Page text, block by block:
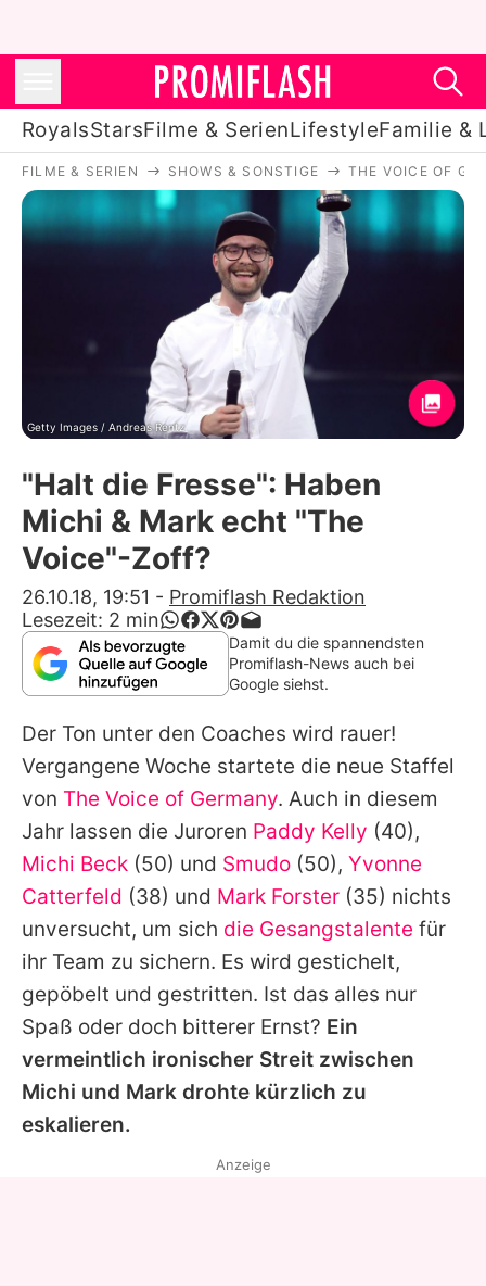
RoyalsStarsFilme & SerienLifestyleFamilie &
Royals
Stars
Filme & Serien
Lifestyle
Familie & Liebe
Promiflash Exklusiv
Alle Themen auf Promiflash
App runterladen
Team
Redaktionelle Richtlinien
Impressum
Datenschutzerklärung
Nutzungsbedingungen
Utiq verwalten
FILME & SERIEN SHOWS & SONSTIGE THE VOICE OF
Getty Images / Andreas Rentz
"Halt die Fresse": Haben
Michi & Mark echt "The
Voice"-Zoff?
26.10.18, 19:51 - Promiflash Redaktion
Lesezeit: 2 min
Damit du die spannendsten
Promiflash-News auch bei
Google siehst.
Der Ton unter den Coaches wird rauer!
Vergangene Woche startete die neue Staffel
von The Voice of Germany. Auch in diesem
Jahr lassen die Juroren Paddy Kelly (40),
Michi Beck (50) und Smudo (50), Yvonne
Catterfeld (38) und Mark Forster (35) nichts
unversucht, um sich die Gesangstalente für
ihr Team zu sichern. Es wird gestichelt,
gepöbelt und gestritten. Ist das alles nur
Spaß oder doch bitterer Ernst? Ein
vermeintlich ironischer Streit zwischen
Michi und Mark drohte kürzlich zu
eskalieren.
Anzeige